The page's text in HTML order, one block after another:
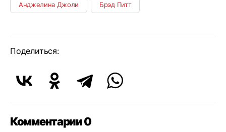
Анджелина Джоли Брэд Питт
Поделиться:
Комментарии 0